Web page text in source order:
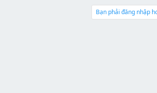
e
a
d
b
ắ
Bạn phải đăng nhập